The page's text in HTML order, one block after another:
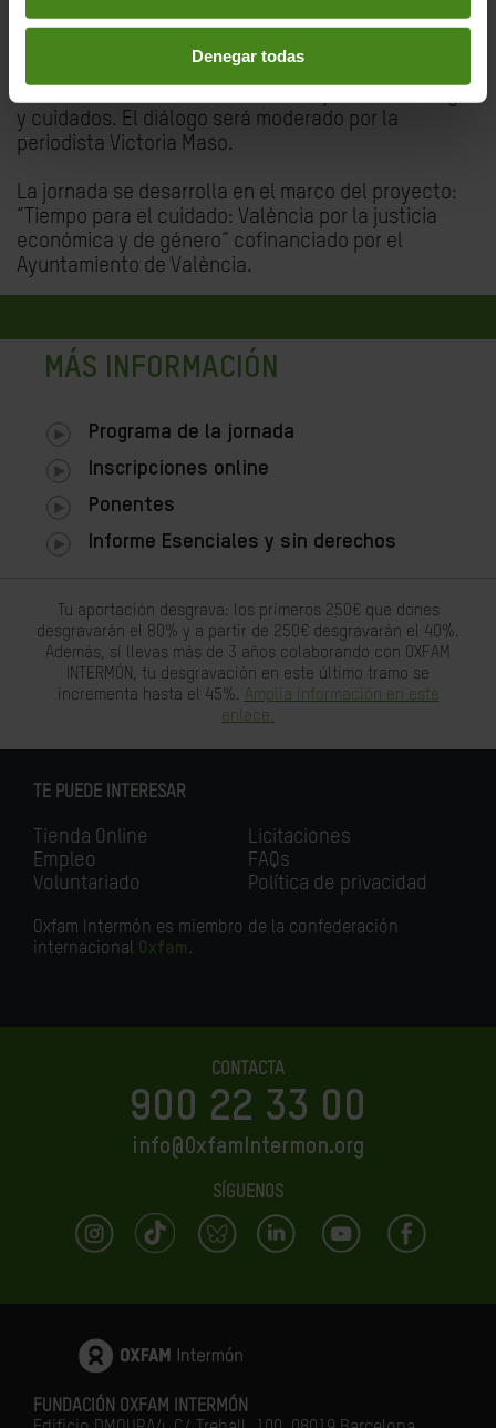
Denegar todas
Contaremos con la participación de representantes
de los gobiernos estatal, autonómico y local, así
y cuidados. El diálogo será moderado por la
periodista Victoria Maso.
La jornada se desarrolla en el marco del proyecto:
“Tiempo para el cuidado: València por la justicia
económica y de género” cofinanciado por el
Ayuntamiento de València.
MÁS INFORMACIÓN
Programa de la jornada
Inscripciones online
Ponentes
Informe Esenciales y sin derechos
Tu aportación desgrava: los primeros 250€ que dones
desgravarán el 80% y a partir de 250€ desgravarán el 40%.
Además, si llevas más de 3 años colaborando con OXFAM
INTERMÓN, tu desgravación en este último tramo se
incrementa hasta el 45%. Amplia información en este
enlace.
TE PUEDE INTERESAR
Tienda Online
Empleo
Voluntariado
Licitaciones
FAQs
Política de privacidad
Oxfam Intermón es miembro de la confederación
internacional Oxfam.
CONTACTA
900 22 33 00
info@OxfamIntermon.org
SÍGUENOS
FUNDACIÓN OXFAM INTERMÓN